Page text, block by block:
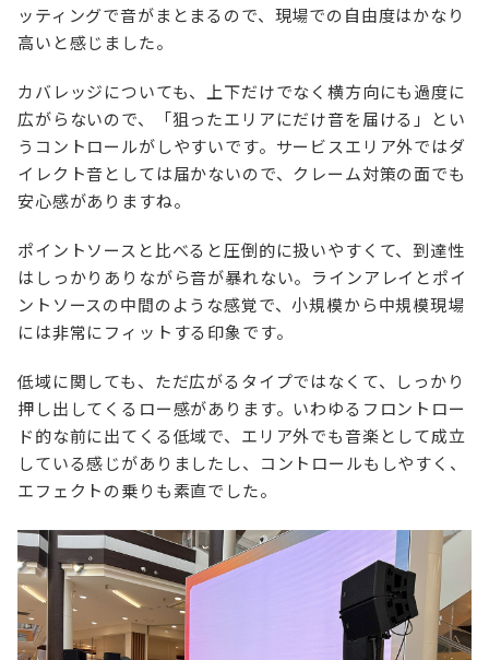
ッティングで音がまとまるので、現場での自由度はかなり
高いと感じました。
カバレッジについても、上下だけでなく横方向にも過度に
広がらないので、「狙ったエリアにだけ音を届ける」とい
うコントロールがしやすいです。サービスエリア外ではダ
イレクト音としては届かないので、クレーム対策の面でも
安心感がありますね。
ポイントソースと比べると圧倒的に扱いやすくて、到達性
はしっかりありながら音が暴れない。ラインアレイとポイ
ントソースの中間のような感覚で、小規模から中規模現場
には非常にフィットする印象です。
低域に関しても、ただ広がるタイプではなくて、しっかり
押し出してくるロー感があります。いわゆるフロントロー
ド的な前に出てくる低域で、エリア外でも音楽として成立
している感じがありましたし、コントロールもしやすく、
エフェクトの乗りも素直でした。